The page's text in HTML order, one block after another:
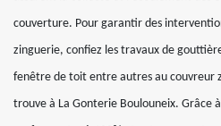
couverture. Pour garantir des
zinguerie, confiez les travaux de
fenêtre de toit entre autres au couvreur
trouve à La Gonterie Boulouneix. Grâce